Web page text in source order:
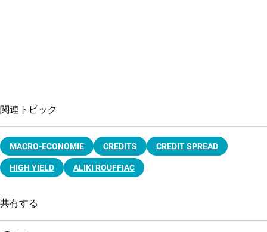
関連トピック
MACRO-ECONOMIE CREDITS CREDIT SPREAD
HIGH YIELD ALIKI ROUFFIAC
共有する